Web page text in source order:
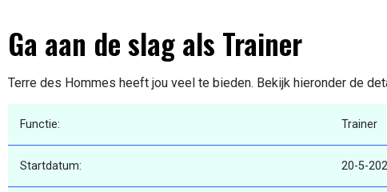
Ga aan de slag als Trainer
Terre des Hommes heeft jou veel te bieden. Bekijk hieronder de
Functie: Trainer
Startdatum: 20-5-